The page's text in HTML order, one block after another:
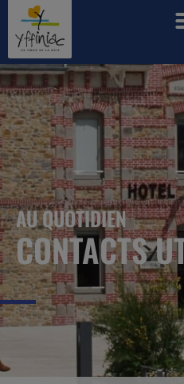
AU QUOTIDIEN
CONTACTS